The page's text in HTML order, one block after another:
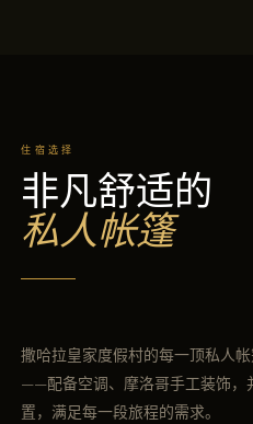
住宿选择
非凡舒适的
私人帐篷
撒哈拉皇家度假村的每一顶私人
——配备空调、摩洛哥手工装饰，
置，满足每一段旅程的需求。